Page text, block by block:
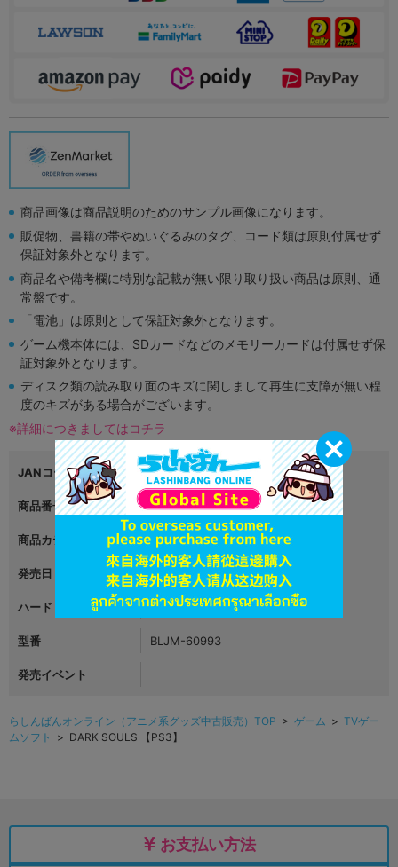
商品画像は商品説明のためのサンプル画像になります。
販促物、書籍の帯やぬいぐるみのタグ、コード類は原則付属せず
保証対象外となります。
商品名や備考欄に特別な記載が無い限り取り扱い商品は原則、通
常盤です。
「電池」は原則として保証対象外となります。
ゲーム機本体には、SDカードなどのメモリーカードは付属せず保
証対象外となります。
ディスク類の読み取り面のキズに関しまして再生に支障が無い程
度のキズがある場合がございます。
※詳細につきましてはコチラ
JANコード 4949776341053
商品番号 L00284786
商品カテゴリ ゲーム
発売日 2011年09月22日
ハード プレイステーション3
型番 BLJM-60993
発売イベント
らしんばんオンライン（アニメ系グッズ中古販売）TOP > ゲーム > TVゲー
ムソフト
> DARK SOULS 【PS3】
お支払い方法